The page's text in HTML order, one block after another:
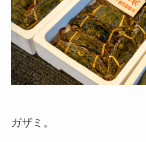
ガザミ。